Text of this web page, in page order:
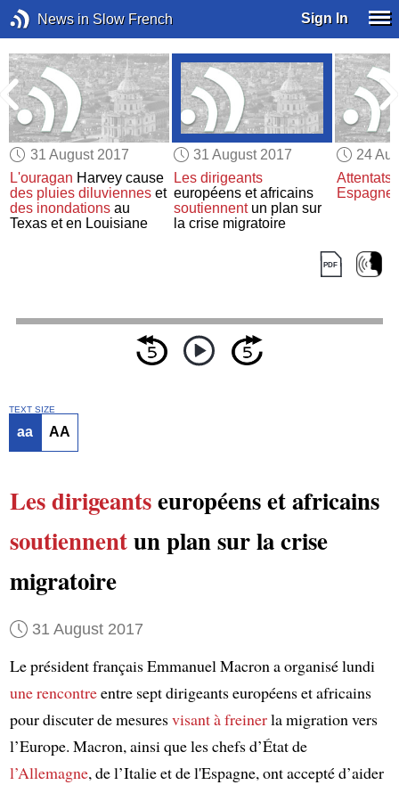
News in Slow French Sign In
31 August 2017
L'ouragan Harvey cause
des pluies diluviennes et
des inondations au
Texas et en Louisiane
31 August 2017
Les dirigeants
européens et africains
soutiennentun plan sur
la crise migratoire
24
Attentats
Espagne
TEXT SIZE
aa AA
Les dirigeantseuropéens et africains
soutiennentun plan sur la crise
migratoire
31 August 2017
Le président français Emmanuel Macron a organisé lundi
une rencontreentre sept dirigeants européens et africains
pour discuter de mesuresvisant àfreinerla migration vers
l’Europe. Macron, ainsi que les chefs d’État de
l’Allemagne, de l’Italie et de l'Espagne, ont accepté d’aider